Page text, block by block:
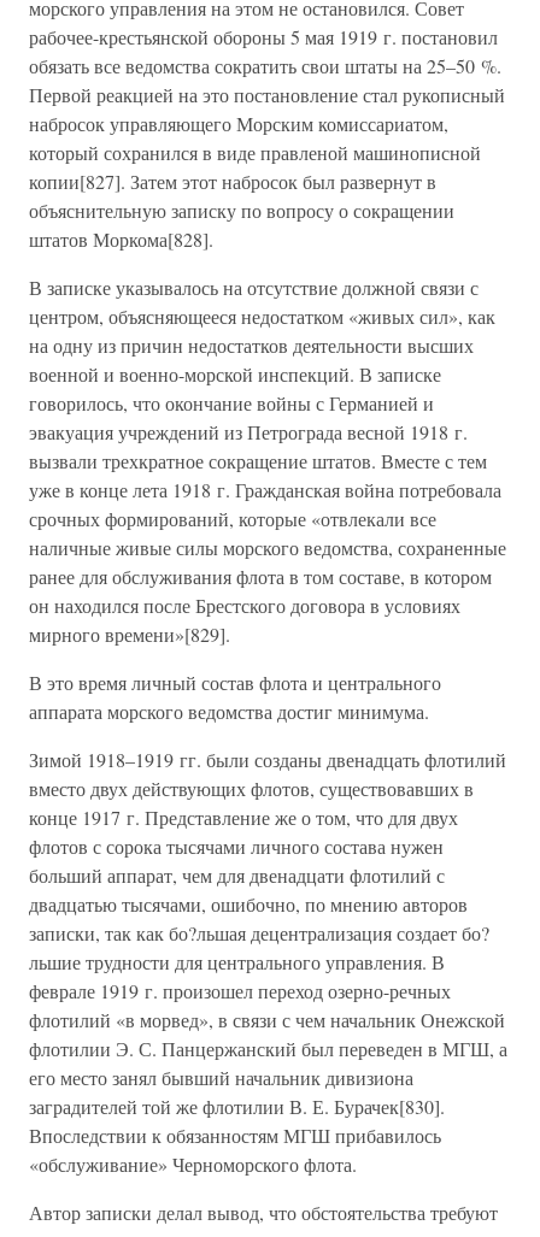
морского управления на этом не остановился. Совет
рабочее-крестьянской обороны 5 мая 1919 г. постановил
обязать все ведомства сократить свои штаты на 25–50 %.
Первой реакцией на это постановление стал рукописный
набросок управляющего Морским комиссариатом,
который сохранился в виде правленой машинописной
копии[827]. Затем этот набросок был развернут в
объяснительную записку по вопросу о сокращении
штатов Моркома[828].
В записке указывалось на отсутствие должной связи с
центром, объясняющееся недостатком «живых сил», как
на одну из причин недостатков деятельности высших
военной и военно-морской инспекций. В записке
говорилось, что окончание войны с Германией и
эвакуация учреждений из Петрограда весной 1918 г.
вызвали трехкратное сокращение штатов. Вместе с тем
уже в конце лета 1918 г. Гражданская война потребовала
срочных формирований, которые «отвлекали все
наличные живые силы морского ведомства, сохраненные
ранее для обслуживания флота в том составе, в котором
он находился после Брестского договора в условиях
мирного времени»[829].
В это время личный состав флота и центрального
аппарата морского ведомства достиг минимума.
Зимой 1918–1919 гг. были созданы двенадцать флотилий
вместо двух действующих флотов, существовавших в
конце 1917 г. Представление же о том, что для двух
флотов с сорока тысячами личного состава нужен
больший аппарат, чем для двенадцати флотилий с
двадцатью тысячами, ошибочно, по мнению авторов
записки, так как бо?льшая децентрализация создает бо?
льшие трудности для центрального управления. В
феврале 1919 г. произошел переход озерно-речных
флотилий «в морвед», в связи с чем начальник Онежской
флотилии Э. С. Панцержанский был переведен в МГШ, а
его место занял бывший начальник дивизиона
заградителей той же флотилии В. Е. Бурачек[830].
Впоследствии к обязанностям МГШ прибавилось
«обслуживание» Черноморского флота.
Автор записки делал вывод, что обстоятельства требуют